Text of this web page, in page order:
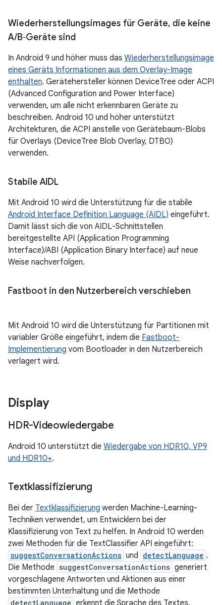
Wiederherstellungsimages für Geräte, die keine
A/B‑Geräte sind
In Android 9 und höher muss das Wiederherstellungsimage
eines Geräts Informationen aus dem Overlay-Image
enthalten. Gerätehersteller können DeviceTree oder ACPI
(Advanced Configuration and Power Interface)
verwenden, um alle nicht erkennbaren Geräte zu
beschreiben. Android 10 und höher unterstützt
Architekturen, die ACPI anstelle von Gerätebaum-Blobs
für Overlays (DeviceTree Blob Overlay, DTBO)
verwenden.
Stabile AIDL
Mit Android 10 wird die Unterstützung für die stabile
Android Interface Definition Language (AIDL) eingeführt.
Damit lässt sich die von AIDL-Schnittstellen
bereitgestellte API (Application Programming
Interface)/ABI (Application Binary Interface) auf neue
Weise nachverfolgen.
Fastboot in den Nutzerbereich verschieben
Mit Android 10 wird die Unterstützung für Partitionen mit
variabler Größe eingeführt, indem die Fastboot-
Implementierung vom Bootloader in den Nutzerbereich
verlagert wird.
Display
HDR-Videowiedergabe
Android 10 unterstützt die Wiedergabe von HDR10, VP9
und HDR10+.
Textklassifizierung
Bei der Textklassifizierung werden Machine-Learning-
Techniken verwendet, um Entwicklern bei der
Klassifizierung von Text zu helfen. In Android 10 werden
zwei Methoden für die TextClassifier API eingeführt:
suggestConversationActions und detectLanguage .
Die Methode suggestConversationActions generiert
vorgeschlagene Antworten und Aktionen aus einer
bestimmten Unterhaltung und die Methode
detectLanguage erkennt die Sprache des Textes.